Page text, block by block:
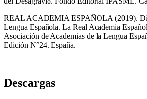
REAL ACADEMIA ESPAÑOLA (2019).
Lengua Española. La Real Academia
Asociación de Academias de la Lengua
Edición N°24. España.
Descargas